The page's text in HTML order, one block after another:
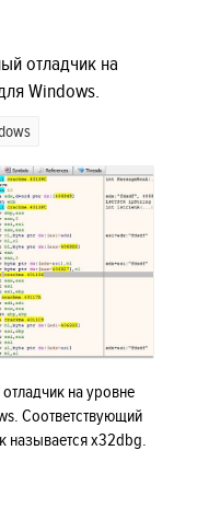
отладчик на
Windows.
на уровне
Соответствующий
называется x32dbg.